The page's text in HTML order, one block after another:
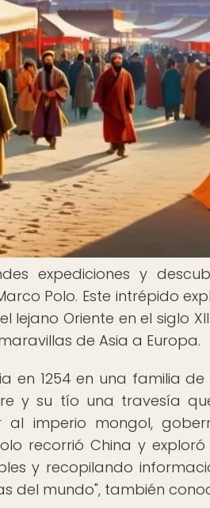
expediciones y
Polo. Este intrépido
lejano Oriente en el siglo
de Asia a Europa.
en 1254 en una familia
y su tío una travesía
al imperio mongol,
recorrió China y
y recopilando
del mundo", también